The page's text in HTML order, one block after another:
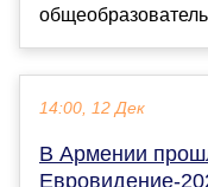
14:00, 12 Дек
В Армении
Евровидение-